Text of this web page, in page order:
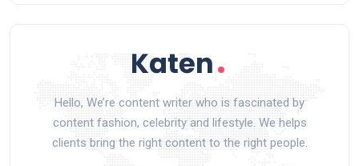
Hello, We’re content writer who is fascinated by
content fashion, celebrity and lifestyle. We helps
clients bring the right content to the right people.